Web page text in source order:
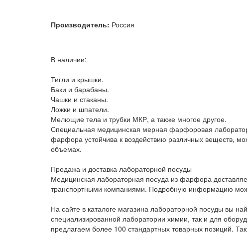
Производитель: Россия
В наличии:
Тигли и крышки.
Баки и барабаны.
Чашки и стаканы.
Ложки и шпатели.
Мелющие тела и трубки МКР, а также многое другое.
Специальная медицинская мерная фарфоровая
фарфора устойчива к воздействию различных веществ,
объемах.
Продажа и доставка лабораторной посуды
Медицинская лабораторная посуда из фарфора
транспортными компаниями. Подробную информацию
На сайте в каталоге магазина лабораторной посуды вы
специализированной лаборатории химии, так и для
предлагаем более 100 стандартных товарных позиций.